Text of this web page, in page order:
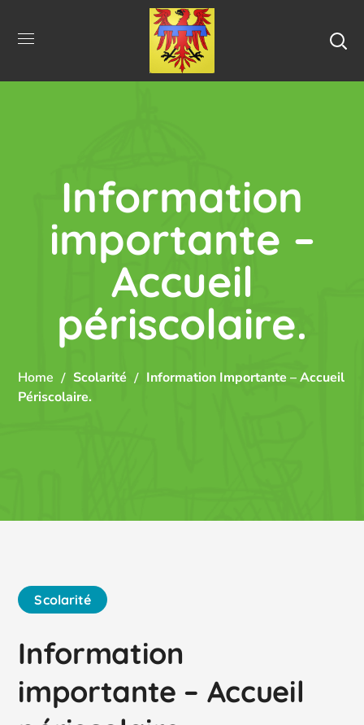
Information
importante –
Accueil
périscolaire.
Home Scolarité
Information Importante – Accueil
Périscolaire.
Scolarité
Information
importante – Accueil